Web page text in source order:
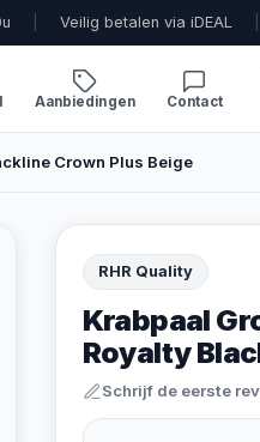
Veilig betalen via iDEAL
Aanbiedingen Contact
Crown Plus Beige
RHR Quality
Krabpaal
Royalty
Schrijf de eerste